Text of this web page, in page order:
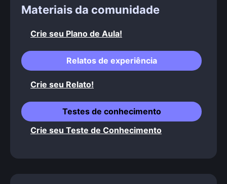
Materiais da comunidade
Crie seu Plano de Aula!
Relatos de experiência
Crie seu Relato!
Testes de conhecimento
Crie seu Teste de Conhecimento